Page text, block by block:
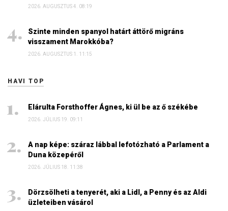
2026. AUGUSZTUS 4. 08:19
Szinte minden spanyol határt áttörő migráns
visszament Marokkóba?
2026. AUGUSZTUS 1. 11:15
HAVI TOP
Elárulta Forsthoffer Ágnes, ki ül be az ő székébe
2026. JÚLIUS 19. 09:11
A nap képe: száraz lábbal lefotózható a Parlament a
Duna közepéről
2026. JÚLIUS 18. 11:38
Dörzsölheti a tenyerét, aki a Lidl, a Penny és az Aldi
üzleteiben vásárol